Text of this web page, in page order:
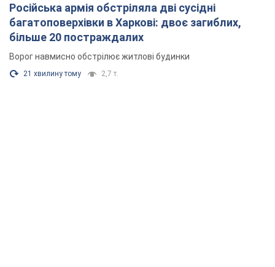
Російська армія обстріляла дві сусідні
багатоповерхівки в Харкові: двоє загиблих,
більше 20 постраждалих
Ворог навмисно обстрілює житлові будинки
21 хвилину тому 2,7 т.